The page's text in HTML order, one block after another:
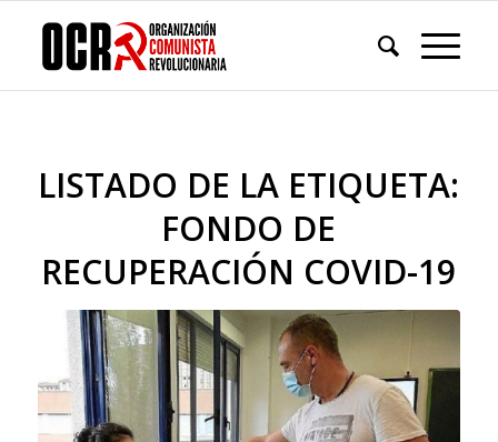
LISTADO DE LA ETIQUETA:
FONDO DE
RECUPERACIÓN COVID-19